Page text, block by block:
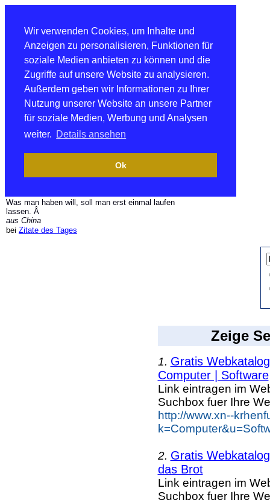
Wir verwenden Cookies, um Inhalte und
Anzeigen zu personalisieren, Funktionen für
soziale Medien anbieten zu können und die
Zugriffe auf unsere Website zu analysieren.
Außerdem geben wir Informationen zu Ihrer
Nutzung unserer Website an unsere Partner
für soziale Medien, Werbung und Analysen
weiter. Details ansehen
Ok
Was man haben will, soll man erst einmal laufen
lassen. Â
aus China
bei Zitate des Tages
Zeige
1. Gratis
Computer | Software
Link eintragen im
Suchbox fuer Ihre
http://www.xn--
2. Gratis
das Brot
Link eintragen im
Suchbox fuer Ihre